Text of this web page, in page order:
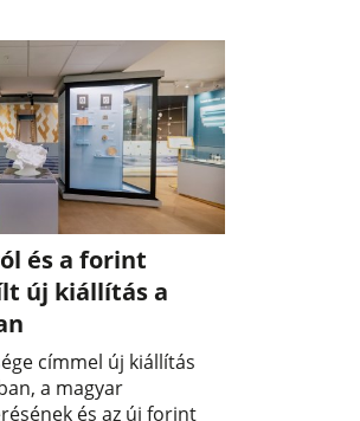
és a forint
új kiállítás a
címmel új kiállítás
a magyar
és az új forint